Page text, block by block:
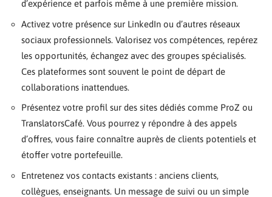
d’expérience et parfois même à une première mission.
Activez votre présence sur LinkedIn ou d’autres réseaux
sociaux professionnels. Valorisez vos compétences, repérez
les opportunités, échangez avec des groupes spécialisés.
Ces plateformes sont souvent le point de départ de
collaborations inattendues.
Présentez votre profil sur des sites dédiés comme ProZ ou
TranslatorsCafé. Vous pourrez y répondre à des appels
d’offres, vous faire connaître auprès de clients potentiels et
étoffer votre portefeuille.
Entretenez vos contacts existants : anciens clients,
collègues, enseignants. Un message de suivi ou un simple